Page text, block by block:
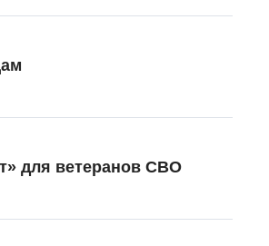
для ветеранов СВО